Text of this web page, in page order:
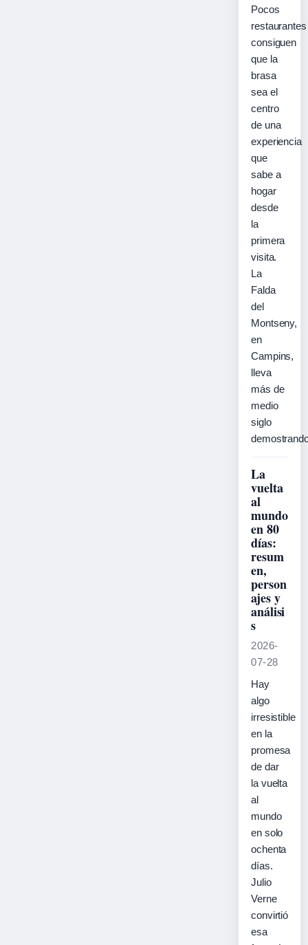
Pocos
restaurantes
consiguen
que la
brasa
sea el
centro
de una
experiencia
que
sabe a
hogar
desde
la
primera
visita.
La
Falda
del
Montseny,
en
Campins,
lleva
más de
medio
siglo
La
vuelta
al
mundo
en 80
días:
resum
en,
person
ajes y
análisi
s
2026-
07-28
Hay
algo
irresistible
en la
promesa
de dar
la vuelta
al
mundo
en solo
ochenta
días.
Julio
Verne
convirtió
esa